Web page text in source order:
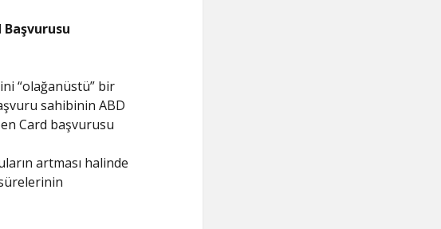
Başvurusu
“olağanüstü” bir
sahibinin ABD
Card başvurusu
artması halinde